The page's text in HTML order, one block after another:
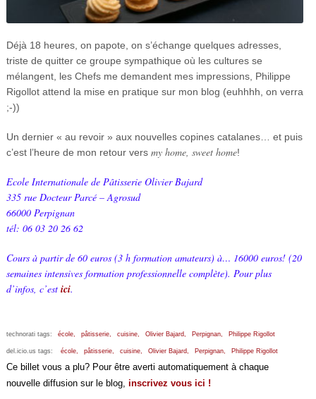
Déjà 18 heures, on papote, on s’échange quelques adresses,
triste de quitter ce groupe sympathique où les cultures se
mélangent, les Chefs me demandent mes impressions, Philippe
Rigollot attend la mise en pratique sur mon blog (euhhhh, on verra
;-))
Un dernier « au revoir » aux nouvelles copines catalanes… et puis
c’est l’heure de mon retour vers my home, sweet home!
Ecole Internationale de Pâtisserie Olivier Bajard
335 rue Docteur Parcé – Agrosud
66000 Perpignan
tél: 06 03 20 26 62
Cours à partir de 60 euros (3 h formation amateurs) à… 16000 euros! (20
semaines intensives formation professionnelle complète). Pour plus
d’infos, c’est ici.
technorati tags: école, pâtisserie, cuisine, Olivier Bajard, Perpignan, Philippe Rigollot
del.icio.us tags: école, pâtisserie, cuisine, Olivier Bajard, Perpignan, Philippe Rigollot
Ce billet vous a plu? Pour être averti automatiquement à chaque
nouvelle diffusion sur le blog, inscrivez vous ici !